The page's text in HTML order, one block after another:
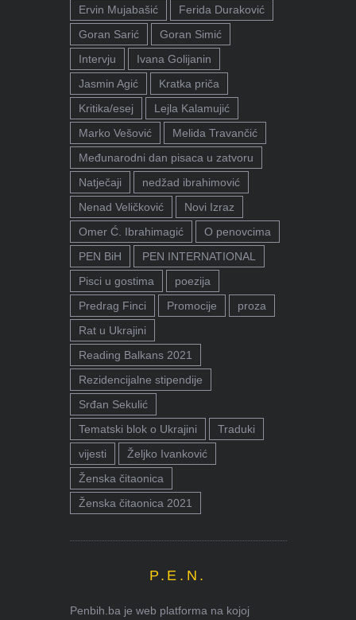
Ervin Mujabašić
Ferida Duraković
Goran Sarić
Goran Simić
Intervju
Ivana Golijanin
Jasmin Agić
Kratka priča
Kritika/esej
Lejla Kalamujić
Marko Vešović
Melida Travančić
Međunarodni dan pisaca u zatvoru
Natječaji
nedžad ibrahimović
Nenad Veličković
Novi Izraz
Omer Ć. Ibrahimagić
O penovcima
PEN BiH
PEN INTERNATIONAL
Pisci u gostima
poezija
Predrag Finci
Promocije
proza
Rat u Ukrajini
Reading Balkans 2021
Rezidencijalne stipendije
Srđan Sekulić
Tematski blok o Ukrajini
Traduki
vijesti
Željko Ivanković
Ženska čitaonica
Ženska čitaonica 2021
P.E.N.
Penbih.ba je web platforma na kojoj